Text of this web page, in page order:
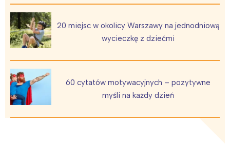
20 miejsc w okolicy Warszawy na jednodniową
wycieczkę z dziećmi
60 cytatów motywacyjnych – pozytywne
myśli na każdy dzień
Interesują mnie wydarzenia z
tego regionu:
Warszawa
Łódź
Poznań
Śląsk
Kraków
Południe